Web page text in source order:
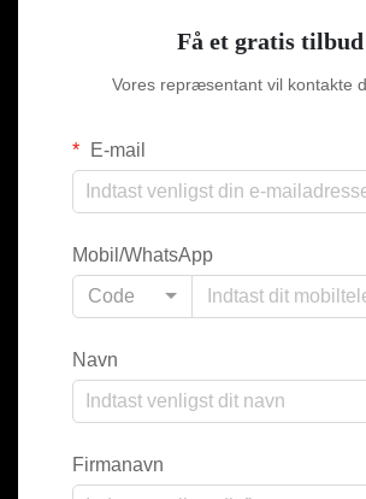
Få et gratis tilbud
Vores repræsentant vil kontakte
E-mail
Mobil/WhatsApp
Code
Navn
Firmanavn